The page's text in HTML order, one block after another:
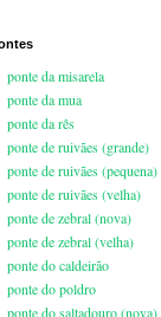
ponte da misarela
ponte da mua
ponte da rês
ponte de ruivães (grande)
ponte de ruivães (pequena)
ponte de ruivães (velha)
ponte de zebral (nova)
ponte de zebral (velha)
ponte do caldeirão
ponte do poldro
ponte do saltadouro (nova)